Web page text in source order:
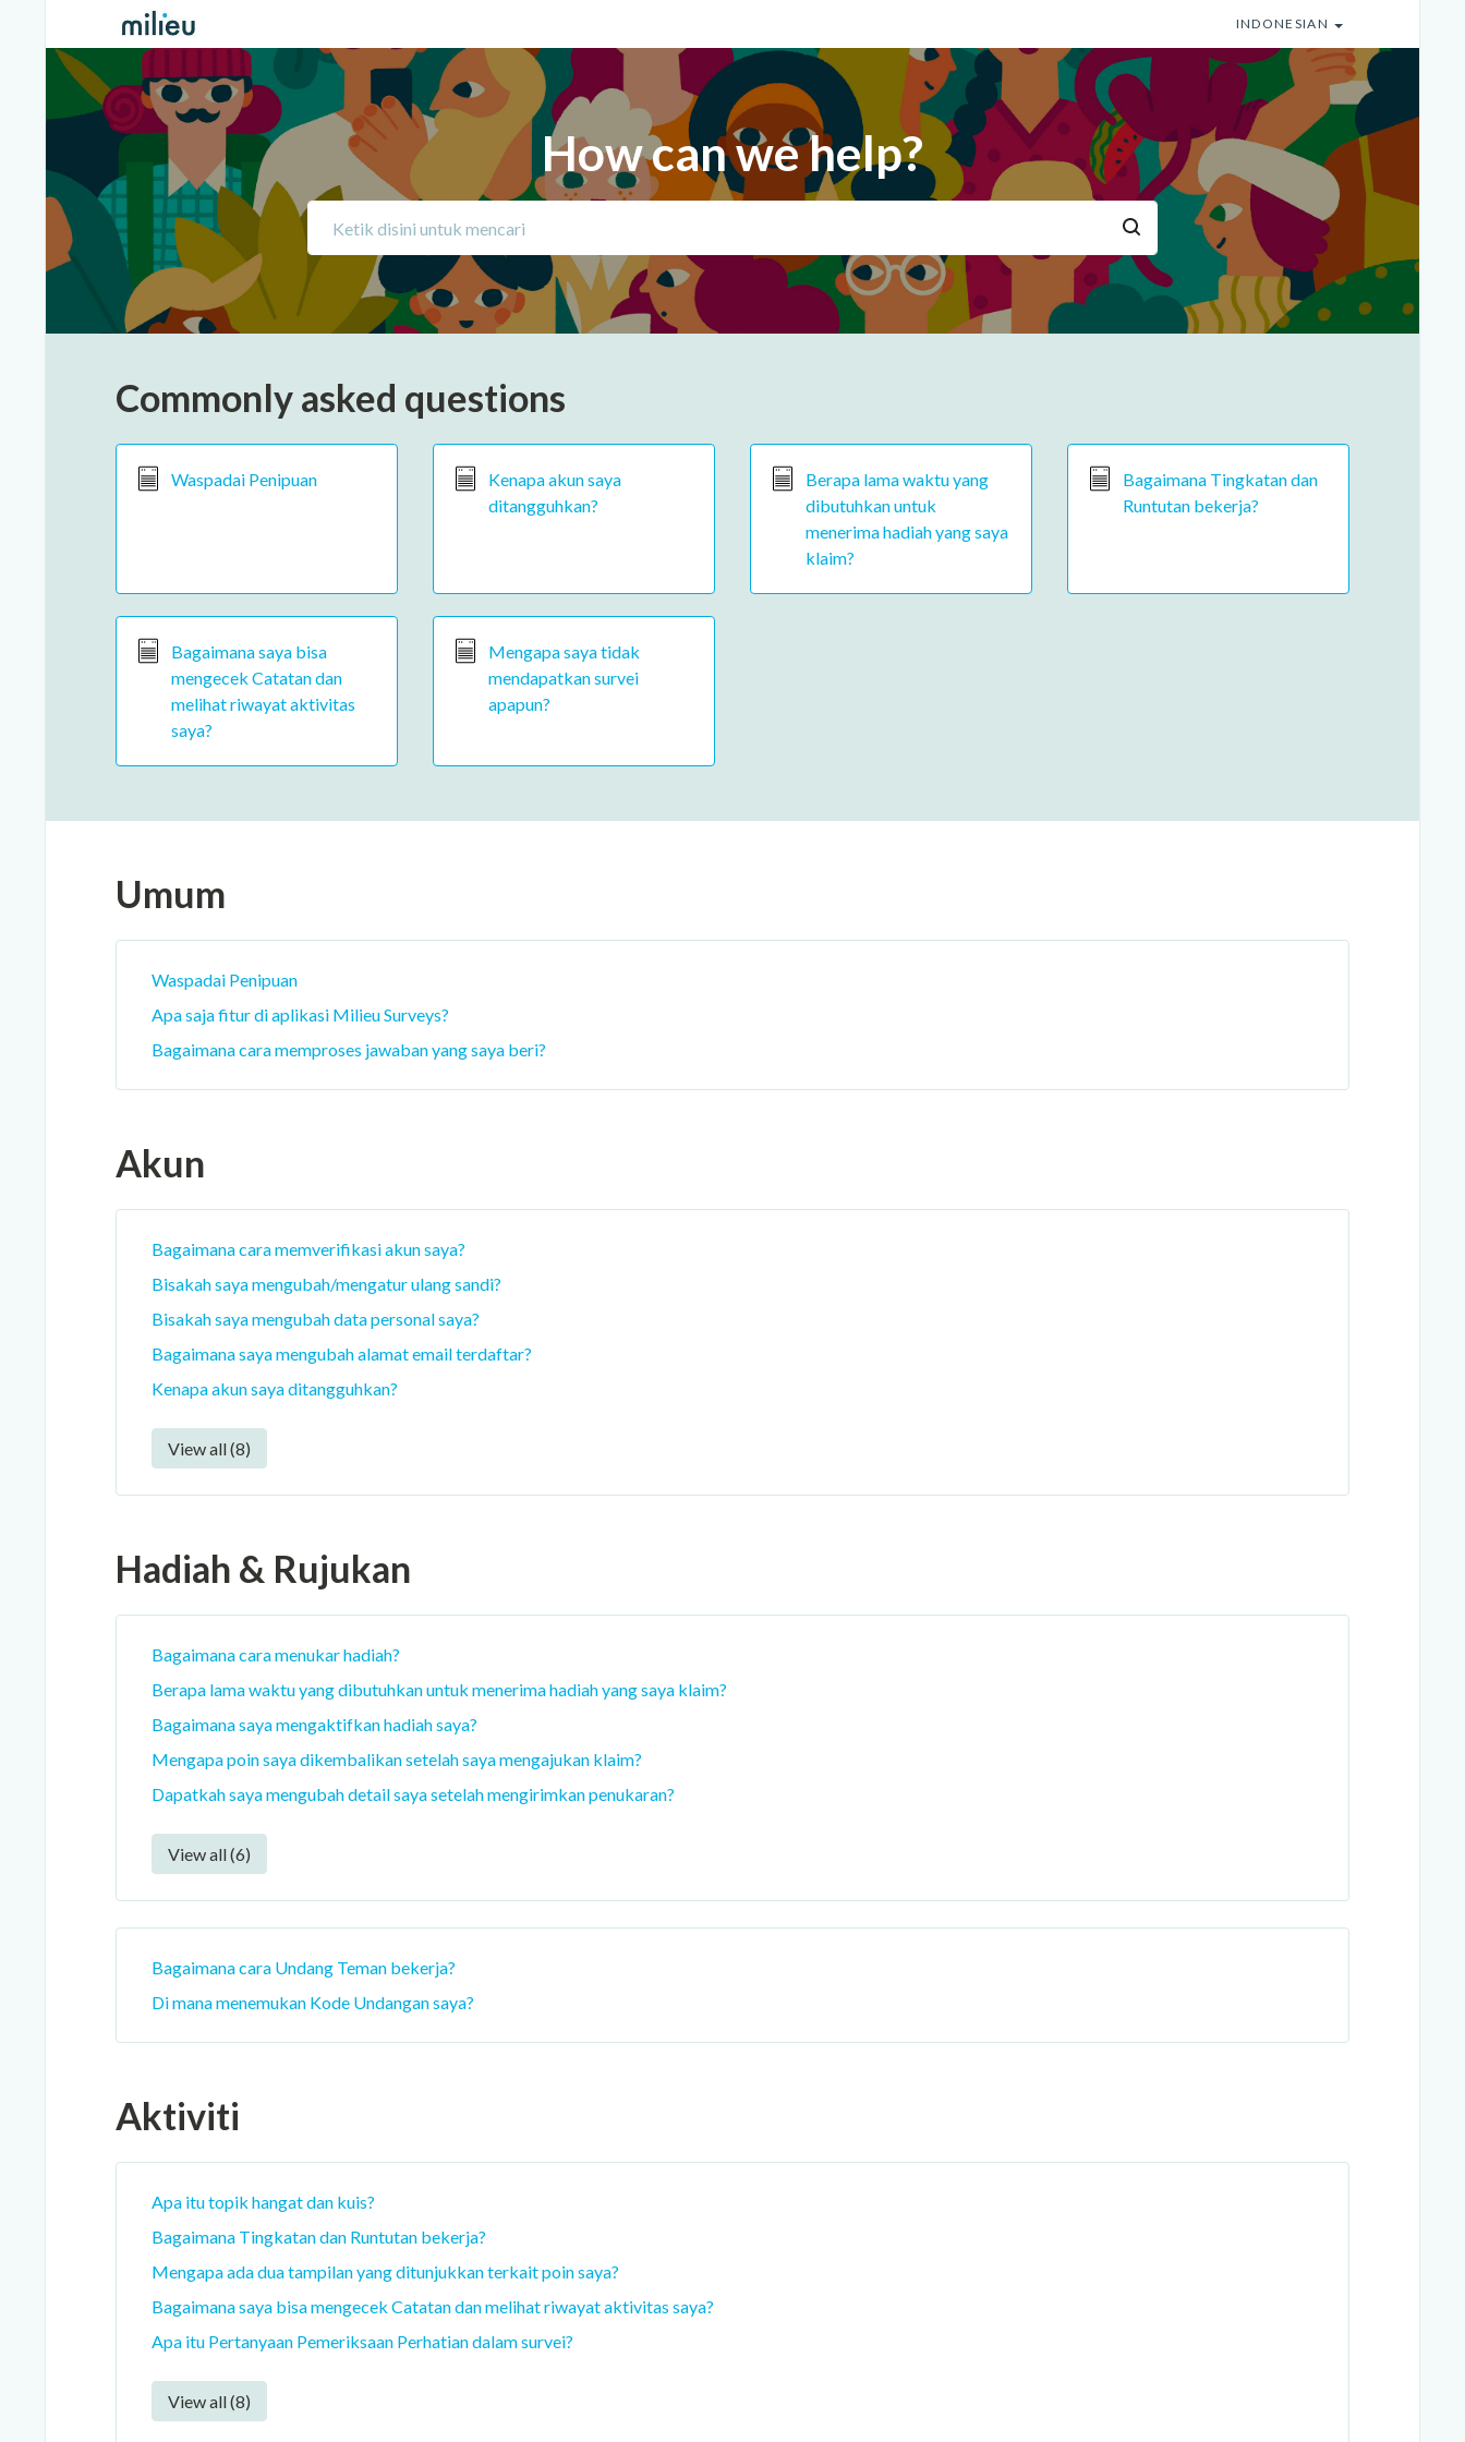
INDONESIAN
How can we help?
Commonly asked questions
Waspadai Penipuan
Kenapa akun saya
ditangguhkan?
Berapa lama waktu yang
dibutuhkan untuk
menerima hadiah yang saya
klaim?
Bagaimana Tingkatan dan
Runtutan bekerja?
Bagaimana saya bisa
mengecek Catatan dan
melihat riwayat aktivitas
saya?
Mengapa saya tidak
mendapatkan survei
apapun?
Umum
Waspadai Penipuan
Apa saja fitur di aplikasi Milieu Surveys?
Bagaimana cara memproses jawaban yang saya beri?
Akun
Bagaimana cara memverifikasi akun saya?
Bisakah saya mengubah/mengatur ulang sandi?
Bisakah saya mengubah data personal saya?
Bagaimana saya mengubah alamat email terdaftar?
Kenapa akun saya ditangguhkan?
View all (8)
Hadiah & Rujukan
Bagaimana cara menukar hadiah?
Berapa lama waktu yang dibutuhkan untuk menerima hadiah yang saya klaim?
Bagaimana saya mengaktifkan hadiah saya?
Mengapa poin saya dikembalikan setelah saya mengajukan klaim?
Dapatkah saya mengubah detail saya setelah mengirimkan penukaran?
View all (6)
Bagaimana cara Undang Teman bekerja?
Di mana menemukan Kode Undangan saya?
Aktiviti
Apa itu topik hangat dan kuis?
Bagaimana Tingkatan dan Runtutan bekerja?
Mengapa ada dua tampilan yang ditunjukkan terkait poin saya?
Bagaimana saya bisa mengecek Catatan dan melihat riwayat aktivitas saya?
Apa itu Pertanyaan Pemeriksaan Perhatian dalam survei?
View all (8)